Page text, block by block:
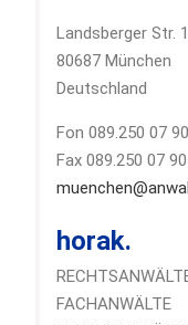
Landsberger Str.
80687 München
Deutschland
Fon 089.250 07
Fax 089.250 07
horak.
FACHANWÄLTE